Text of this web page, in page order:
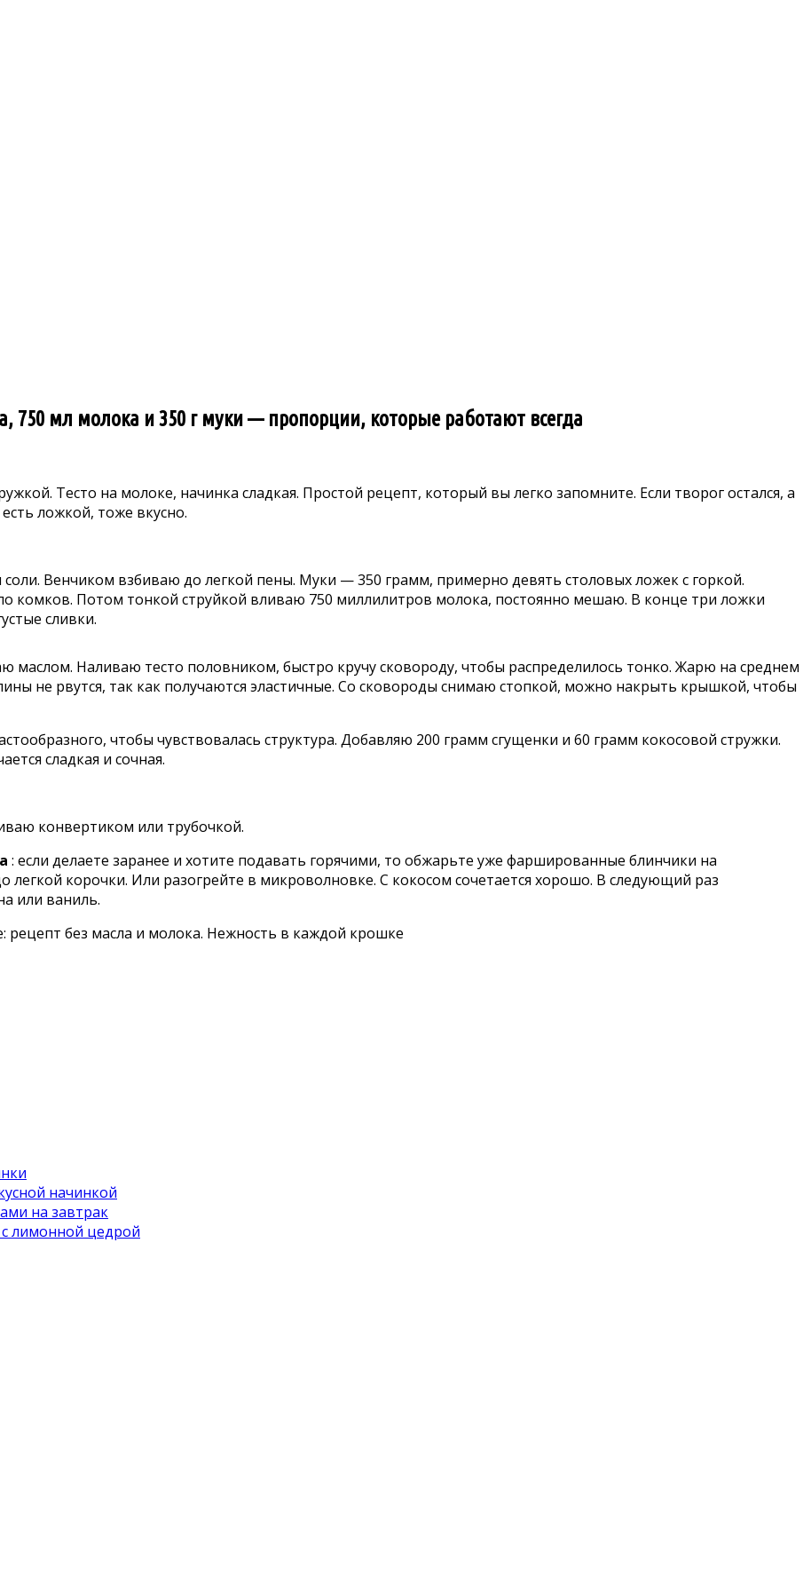
750 мл молока и 350 г муки — пропорции, которые работают всегда
Тесто на молоке, начинка сладкая. Простой рецепт, который вы легко запомните. Если творог остался, а
ложкой, тоже вкусно.
Венчиком взбиваю до легкой пены. Муки — 350 грамм, примерно девять столовых ложек с горкой.
комков. Потом тонкой струйкой вливаю 750 миллилитров молока, постоянно мешаю. В конце три ложки
сливки.
Наливаю тесто половником, быстро кручу сковороду, чтобы распределилось тонко. Жарю на среднем
не рвутся, так как получаются эластичные. Со сковороды снимаю стопкой, можно накрыть крышкой, чтобы
чтобы чувствовалась структура. Добавляю 200 грамм сгущенки и 60 грамм кокосовой стружки.
сладкая и сочная.
конвертиком или трубочкой.
: если делаете заранее и хотите подавать горячими, то обжарьте уже фаршированные блинчики на
легкой корочки. Или разогрейте в микроволновке. С кокосом сочетается хорошо. В следующий раз
или ваниль.
рецепт без масла и молока. Нежность в каждой крошке
начинкой
на завтрак
лимонной цедрой